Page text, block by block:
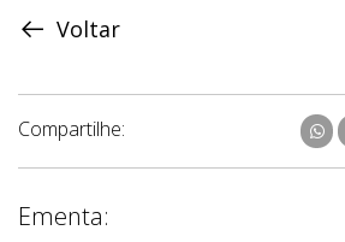
Voltar
Compartilhe:
Ementa: